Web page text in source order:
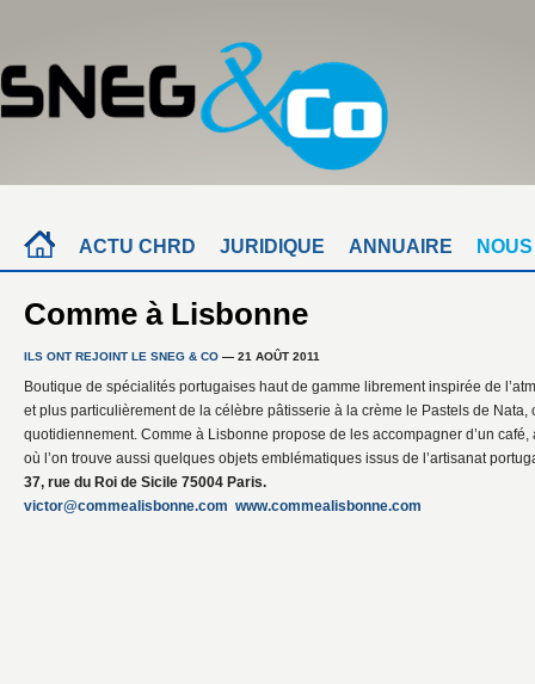
ACTU CHRD JURIDIQUE ANNUAIRE
Comme à Lisbonne
ILS ONT REJOINT LE SNEG & CO — 21 AOÛT 2011
Boutique de spécialités portugaises haut de gamme librement inspirée de
et plus particulièrement de la célèbre pâtisserie à la crème le Pastels de Nata,
quotidiennement. Comme à Lisbonne propose de les accompagner d’un café,
où l’on trouve aussi quelques objets emblématiques issus de l’artisanat
37, rue du Roi de Sicile 75004 Paris.
victor@commealisbonne.com www.commealisbonne.com